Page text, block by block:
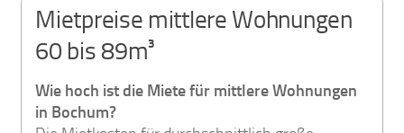
Mietpreise mittlere Wohnungen
60 bis 89m³
Wie hoch ist die Miete für mittlere Wohnungen
in Bochum?